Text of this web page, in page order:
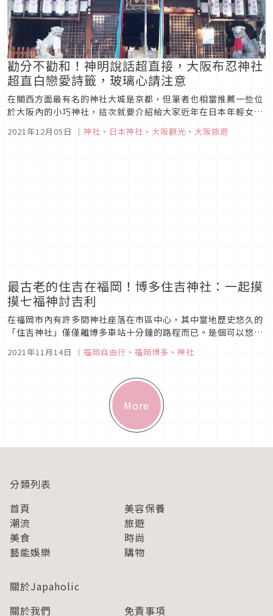
勸分不勸和！神明說話超直接，大阪布忍神社
超直白戀愛詩籤，玻璃心請注意
在關西方面最有名的神社大城是京都，但筆者也相當推薦一些位
於大阪內的小巧神社，這次就要介紹給大家近年在日本年輕女孩
麼可愛的御守或是繪馬，而是一針見血的戀愛詩籤！
2021年12月05日 ｜ 神社 、 日本神社 、 大阪觀光 、 大阪旅遊
最古老的住吉在福岡！博多住吉神社：一起摸
摸七福神討吉利
在福岡市內有許多間神社座落在市區中心，其中當地歷史悠久的
「住吉神社」僅僅離博多車站十分鐘的路程而已。是個可以悠閒
大，雖說是在市中心的神社，但是卻供奉著許多的神祇、小神
2021年11月14日 ｜ 福岡自由行 、 福岡博多 、 神社
More
分類列表
首頁
美容保養
潮流
旅遊
美食
時尚
藝能娛樂
購物
關於Japaholic
關於我們
免責事項